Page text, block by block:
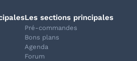
Les sections principales
Pré-commandes
Bons plans
Agenda
Forum